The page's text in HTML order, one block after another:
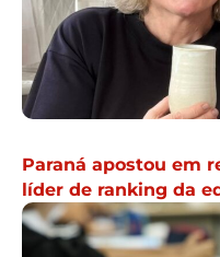
Paraná apostou em
líder de ranking da